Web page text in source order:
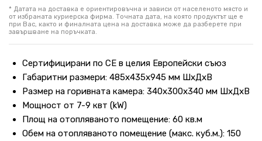
* Датата на доставка е ориентировъчна и зависи от населеното място и
от избраната куриерска фирма. Точната дата, на която продуктът ще е
при Вас, както и финалната цена на доставка може да разберете при
завършване на поръчката.
Сертифицирани по СЕ в целия Европейски съюз
Габаритни размери: 485х435х945 мм ШхДхВ
Размер на горивната камера: 340х300х340 мм ШхДхВ
Мощност от 7-9 квт (kW)
Площ на отопляваното помещение: 60 кв.м
Обем на отопляваното помещение (макс. куб.м.): 150